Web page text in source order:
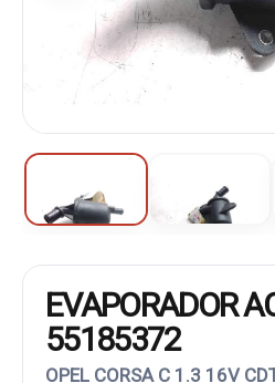
EVAPORADOR
55185372
OPEL CORSA C 1.3 16V